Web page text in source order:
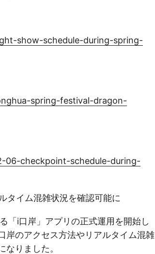
show-schedule-during-spring-
spring-festival-dragon-
06-checkpoint-schedule-during-
タイム混雑状況を確認可能に
「i口岸」アプリの正式運用を開始し
岸のアクセス方法やリアルタイム混雑
りました。